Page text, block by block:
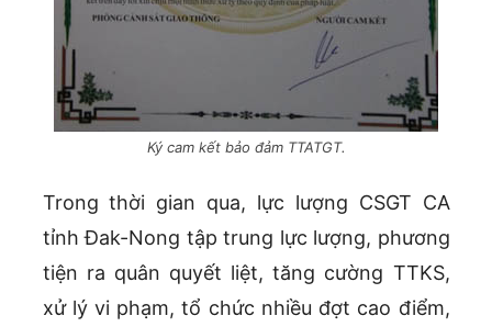
Ký cam kết bảo đảm TTATGT.
Trong thời gian qua, lực lượng CSGT CA
tỉnh Đak-Nong tập trung lực lượng, phương
tiện ra quân quyết liệt, tăng cường TTKS,
xử lý vi phạm, tổ chức nhiều đợt cao điểm,